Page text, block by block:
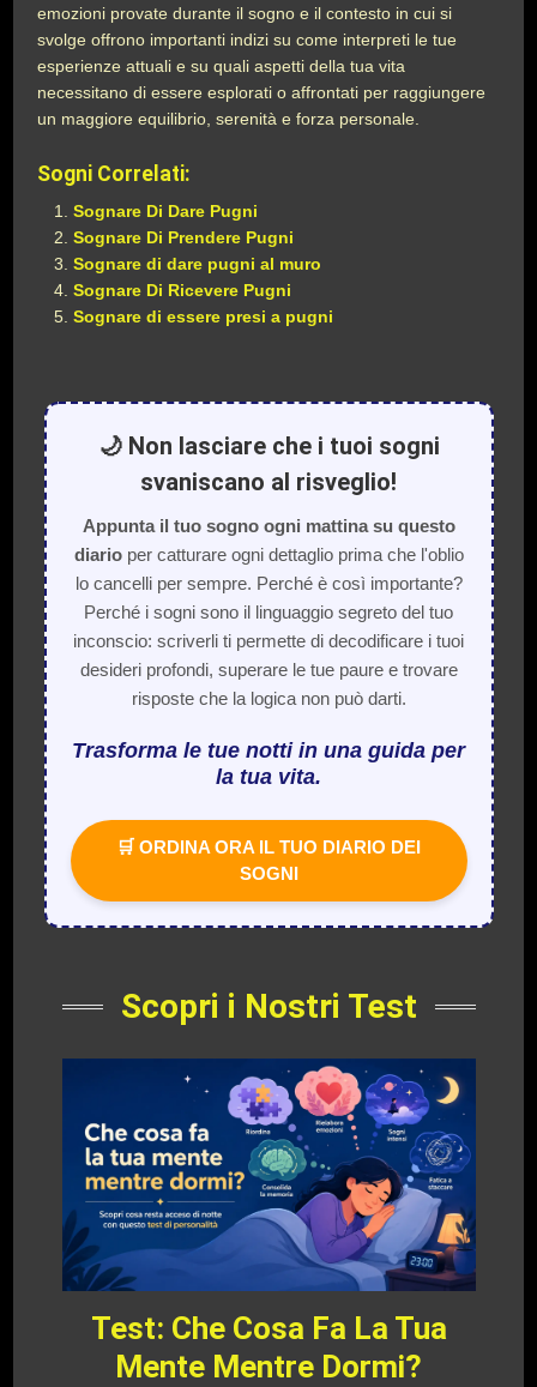
emozioni provate durante il sogno e il contesto in cui si
svolge offrono importanti indizi su come interpreti le tue
esperienze attuali e su quali aspetti della tua vita
necessitano di essere esplorati o affrontati per raggiungere
un maggiore equilibrio, serenità e forza personale.
Sogni Correlati:
Sognare Di Dare Pugni
Sognare Di Prendere Pugni
Sognare di dare pugni al muro
Sognare Di Ricevere Pugni
Sognare di essere presi a pugni
🌙 Non lasciare che i tuoi sogni
svaniscano al risveglio!
Appunta il tuo sogno ogni mattina su questo
diarioper catturare ogni dettaglio prima che l'oblio
lo cancelli per sempre. Perché è così importante?
Perché i sogni sono il linguaggio segreto del tuo
inconscio: scriverli ti permette di decodificare i tuoi
desideri profondi, superare le tue paure e trovare
risposte che la logica non può darti.
Trasforma le tue notti in una guida per
la tua vita.
🛒 ORDINA ORA IL TUO DIARIO DEI
SOGNI
Scopri i Nostri Test
Test: Che Cosa Fa La Tua
Mente Mentre Dormi?